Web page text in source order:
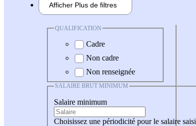
Afficher Plus de filtres
QUALIFICATION
Cadre
Non cadre
Non renseignée
SALAIRE BRUT MINIMUM
Salaire minimum
Choisissez une périodicité pour le salaire saisi